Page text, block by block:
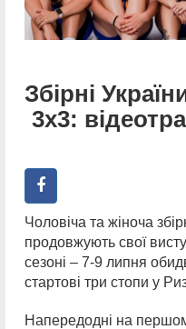
Збірні
3х3:
Чоловіча та жіноча
продовжують свої
сезоні – 7-9 липня
стартові три стопи у
Напередодні на